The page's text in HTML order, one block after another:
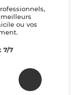
ou vos
7/7